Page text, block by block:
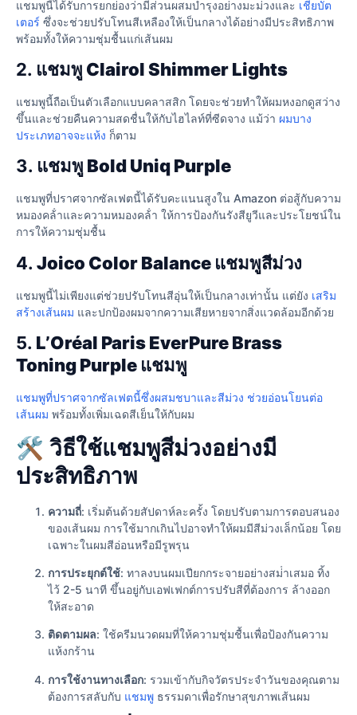
แชมพูนี้ได้รับการยกย่องว่ามีส่วนผสมบำรุงอย่างมะม่วงและ เชียบัต
เตอร์ ซึ่งจะช่วยปรับโทนสีเหลืองให้เป็นกลางได้อย่างมีประสิทธิภาพ
พร้อมทั้งให้ความชุ่มชื้นแก่เส้นผม
2. แชมพู Clairol Shimmer Lights
แชมพูนี้ถือเป็นตัวเลือกแบบคลาสสิก โดยจะช่วยทำให้ผมหงอกดูสว่าง
ขึ้นและช่วยคืนความสดชื่นให้กับไฮไลท์ที่ซีดจาง แม้ว่า ผมบาง
ประเภทอาจจะแห้ง ก็ตาม
3. แชมพู Bold Uniq Purple
แชมพูที่ปราศจากซัลเฟตนี้ได้รับคะแนนสูงใน Amazon ต่อสู้กับความ
หมองคล้ําและความหมองคล้ํา ให้การป้องกันรังสียูวีและประโยชน์ใน
การให้ความชุ่มชื้น
4. Joico Color Balance แชมพูสีม่วง
แชมพูนี้ไม่เพียงแต่ช่วยปรับโทนสีอุ่นให้เป็นกลางเท่านั้น แต่ยัง เสริม
สร้างเส้นผม และปกป้องผมจากความเสียหายจากสิ่งแวดล้อมอีกด้วย
5. L’Oréal Paris EverPure Brass
Toning Purple แชมพู
แชมพูที่ปราศจากซัลเฟตนี้ซึ่งผสมชบาและสีม่วง ช่วยอ่อนโยนต่อ
เส้นผม พร้อมทั้งเพิ่มเฉดสีเย็นให้กับผม
🛠️ วิธีใช้แชมพูสีม่วงอย่างมี
ประสิทธิภาพ
ความถี่: เริ่มต้นด้วยสัปดาห์ละครั้ง โดยปรับตามการตอบสนอง
ของเส้นผม การใช้มากเกินไปอาจทําให้ผมมีสีม่วงเล็กน้อย โดย
เฉพาะในผมสีอ่อนหรือมีรูพรุน
การประยุกต์ใช้: ทาลงบนผมเปียกกระจายอย่างสม่ําเสมอ ทิ้ง
ไว้ 2-5 นาที ขึ้นอยู่กับเอฟเฟกต์การปรับสีที่ต้องการ ล้างออก
ให้สะอาด
ติดตามผล: ใช้ครีมนวดผมที่ให้ความชุ่มชื้นเพื่อป้องกันความ
แห้งกร้าน
การใช้งานทางเลือก: รวมเข้ากับกิจวัตรประจําวันของคุณตาม
ต้องการสลับกับ แชมพู ธรรมดาเพื่อรักษาสุขภาพเส้นผม